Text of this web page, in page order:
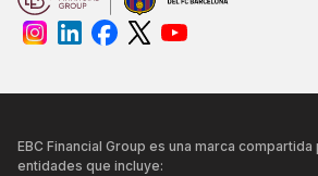
EBC Financial Group es una marca
entidades que incluye: